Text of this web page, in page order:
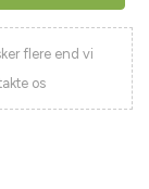
flere end vi
os